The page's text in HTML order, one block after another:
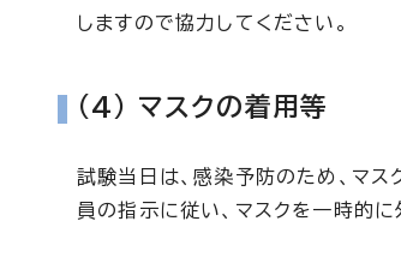
しますので協力してください。
(4) マスクの着用等
試験当日は、感染予防のため、マ
員の指示に従い、マスクを一時的に